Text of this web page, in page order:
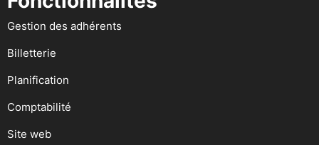
Gestion des adhérents
Billetterie
Planification
Comptabilité
Site web